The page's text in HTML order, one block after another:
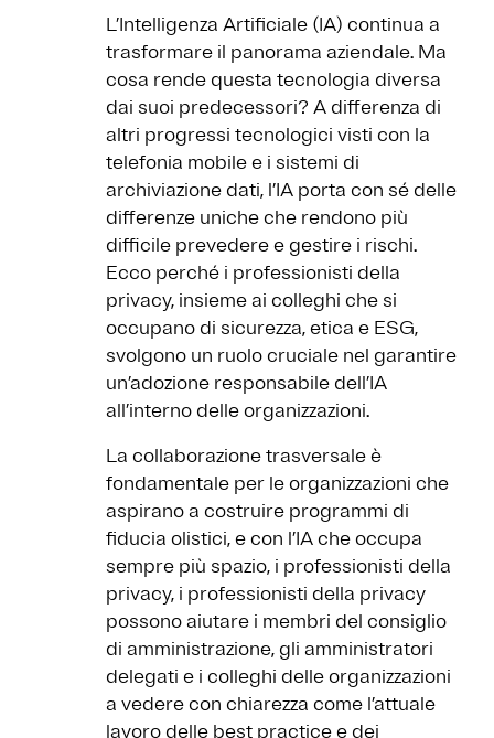
L’Intelligenza Artificiale (IA) continua a
trasformare il panorama aziendale. Ma
cosa rende questa tecnologia diversa
dai suoi predecessori? A differenza di
altri progressi tecnologici visti con la
telefonia mobile e i sistemi di
archiviazione dati, l’IA porta con sé delle
differenze uniche che rendono più
difficile prevedere e gestire i rischi.
Ecco perché i professionisti della
privacy, insieme ai colleghi che si
occupano di sicurezza, etica e ESG,
svolgono un ruolo cruciale nel garantire
un’adozione responsabile dell’IA
all’interno delle organizzazioni.
La collaborazione trasversale è
fondamentale per le organizzazioni che
aspirano a costruire programmi di
fiducia olistici, e con l’IA che occupa
sempre più spazio, i professionisti della
privacy, i professionisti della privacy
possono aiutare i membri del consiglio
di amministrazione, gli amministratori
delegati e i colleghi delle organizzazioni
a vedere con chiarezza come l’attuale
lavoro delle best practice e dei